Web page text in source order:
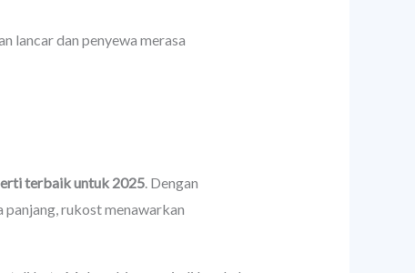
lancar dan penyewa merasa
terbaik untuk 2025. Dengan
rukost menawarkan